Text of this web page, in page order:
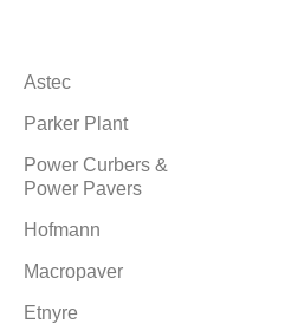
Astec
Parker Plant
Power Curbers &
Power Pavers
Hofmann
Macropaver
Etnyre